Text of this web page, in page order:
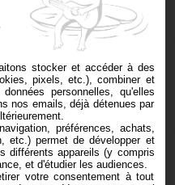
stocker et accéder à des
pixels, etc.), combiner et
personnelles, qu'elles
nos emails, déjà détenues par
préférences, achats,
etc.) permet de développer et
différents appareils (y compris
et d'étudier les audiences.
votre consentement à tout